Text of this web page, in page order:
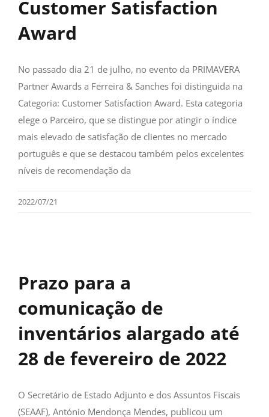
Customer Satisfaction
Award
No passado dia 21 de julho, no evento da PRIMAVERA
Partner Awards a Ferreira & Sanches foi distinguida na
Categoria: Customer Satisfaction Award. Esta categoria
elege o Parceiro, que se distingue por atingir o índice
mais elevado de satisfação de clientes no mercado
português e que se destacou também pelos excelentes
níveis de recomendação da
2022/07/21
Prazo para a
comunicação de
inventários alargado até
28 de fevereiro de 2022
O Secretário de Estado Adjunto e dos Assuntos Fiscais
(SEAAF), António Mendonça Mendes, publicou um